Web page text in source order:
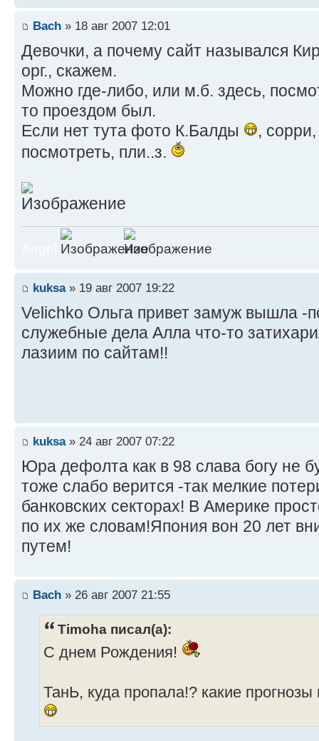
Bach » 18 авг 2007 12:01
Девочки, а почему сайт назывался
орг., скажем.
Можно где-либо, или м.б. здесь,
то проездом был.
Если нет тута фото К.Балды
,
посмотреть, пли..з.
kuksa» 19 авг 2007 19:22
Velichko Ольга привет замуж вышла -
служебные дела Алла что-то
лазиим по сайтам!!
kuksa» 24 авг 2007 07:22
Юра дефолта как в 98 слава богу не
тоже слабо верится -так мелкие
банковских секторах! В Америке
по их же словам!Япония вон 20 лет
путем!
Bach » 26 авг 2007 21:55
Timoha писал(а):
С днем Рождения!
ТанЬ, куда пропала!? какие